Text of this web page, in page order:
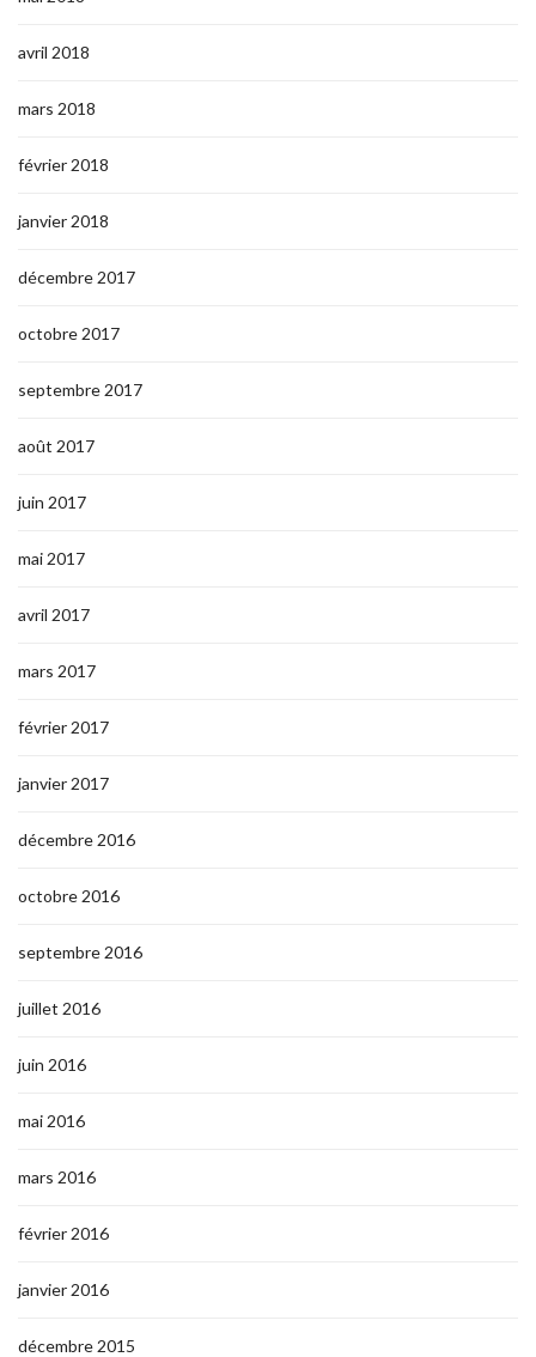
avril 2018
mars 2018
février 2018
janvier 2018
décembre 2017
octobre 2017
septembre 2017
août 2017
juin 2017
mai 2017
avril 2017
mars 2017
février 2017
janvier 2017
décembre 2016
octobre 2016
septembre 2016
juillet 2016
juin 2016
mai 2016
mars 2016
février 2016
janvier 2016
décembre 2015